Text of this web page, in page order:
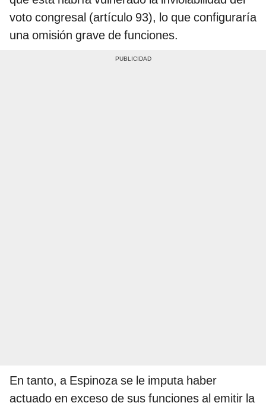
voto congresal (artículo 93), lo que configuraría
una omisión grave de funciones.
En tanto, a Espinoza se le imputa haber
actuado en exceso de sus funciones al emitir la